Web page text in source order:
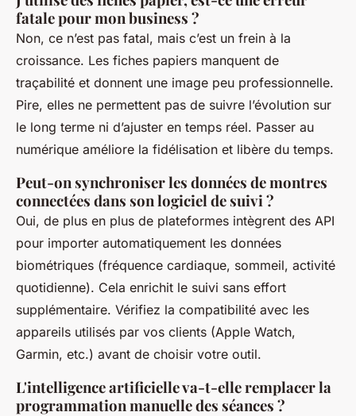
fatale pour mon business ?
Non, ce n’est pas fatal, mais c’est un frein à la
croissance. Les fiches papiers manquent de
traçabilité et donnent une image peu professionnelle.
Pire, elles ne permettent pas de suivre l’évolution sur
le long terme ni d’ajuster en temps réel. Passer au
numérique améliore la fidélisation et libère du temps.
Peut-on synchroniser les données de montres
connectées dans son logiciel de suivi ?
Oui, de plus en plus de plateformes intègrent des API
pour importer automatiquement les données
biométriques (fréquence cardiaque, sommeil, activité
quotidienne). Cela enrichit le suivi sans effort
supplémentaire. Vérifiez la compatibilité avec les
appareils utilisés par vos clients (Apple Watch,
Garmin, etc.) avant de choisir votre outil.
L'intelligence artificielle va-t-elle remplacer la
programmation manuelle des séances ?